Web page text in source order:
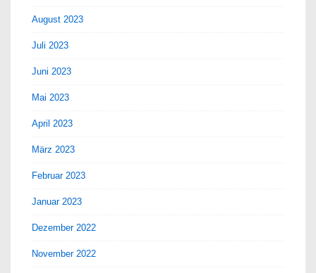
August 2023
Juli 2023
Juni 2023
Mai 2023
April 2023
März 2023
Februar 2023
Januar 2023
Dezember 2022
November 2022